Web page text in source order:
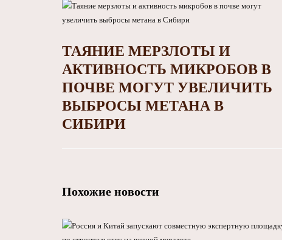
ТАЯНИЕ МЕРЗЛОТЫ И
АКТИВНОСТЬ МИКРОБОВ В
ПОЧВЕ МОГУТ УВЕЛИЧИТЬ
ВЫБРОСЫ МЕТАНА В
СИБИРИ
Похожие новости